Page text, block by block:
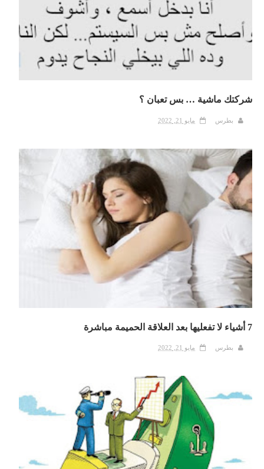
شركتك ماشية … بس تعبان ؟
بطرس مايو 21, 2022
7 أشياء لا تفعليها بعد العلاقة الحميمة مباشرة
بطرس مايو 21, 2022